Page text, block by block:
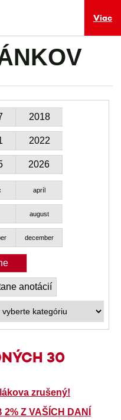
Viac
2018
2022
2026
apríl
august
december
anotácií
30
zrušený!
Z VAŠÍCH DANÍ